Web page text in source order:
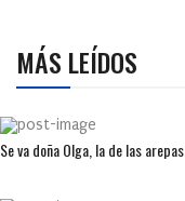
MÁS LEÍDOS
Se va doña Olga, la de las arepas